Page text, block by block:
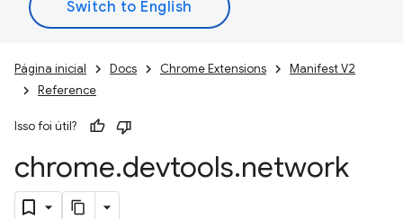
Página inicial Docs Chrome Extensions
Manifest V2
Reference
Isso foi útil?
chrome.devtools.network